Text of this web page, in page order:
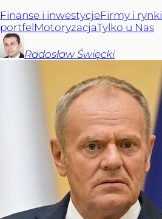
Finanse i inwestycjeFirmy i rynki
portfelMotoryzacjaTylko u Nas
Radosław Święcki